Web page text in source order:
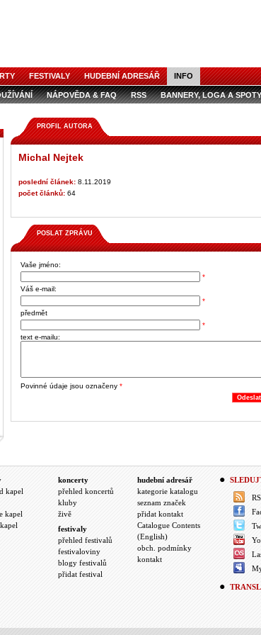
FESTIVALY HUDEBNÍ ADRESÁŘ INFO
NÁPOVĚDA & FAQ RSS BANNERY, LOGA A SPOTY
PROFIL AUTORA
Michal Nejtek
poslední článek: 8.11.2019
počet článků: 64
POSLAT ZPRÁVU
Vaše jméno:
*
Váš e-mail:
*
předmět
*
text e-mailu:
Povinné údaje jsou označeny *
kapel
kapel
koncerty
přehled koncertů
kluby
živě
festivaly
přehled festivalů
festivaloviny
blogy festivalů
přidat festival
hudební adresář
kategorie katalogu
seznam značek
přidat kontakt
Catalogue Contents
(English)
obch. podmínky
kontakt